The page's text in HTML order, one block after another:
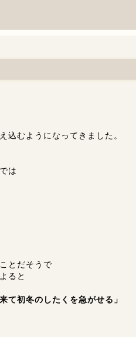
込むようになってきました。
は
とだそうで
ると
て初冬のしたくを急がせる」